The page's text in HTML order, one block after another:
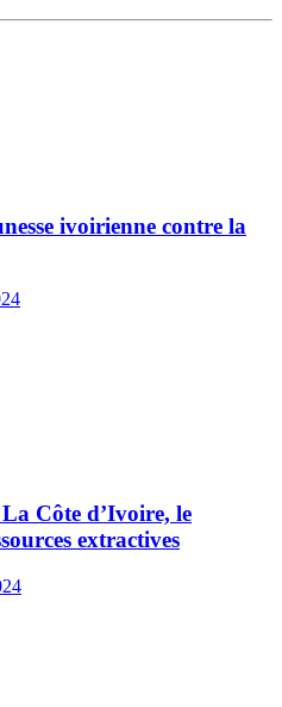
ivoirienne contre la
Côte d’Ivoire, le
extractives